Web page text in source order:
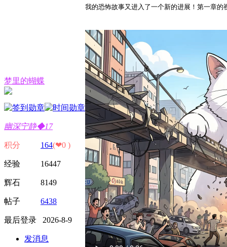
梦里的蝴蝶
幽深宁静◆17
积分 164(❤0 )
经验 16447
辉石 8149
帖子 6438
最后登录 2026-8-9
发消息
我的恐怖故事又进入了一个新的进展！第一章